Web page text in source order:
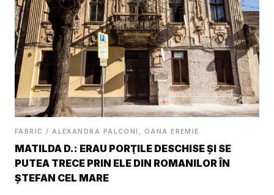
FABRIC / ALEXANDRA PALCONI, OANA EREMIE
MATILDA D.: ERAU PORŢILE DESCHISE ŞI SE
PUTEA TRECE PRIN ELE DIN ROMANILOR ÎN
ŞTEFAN CEL MARE